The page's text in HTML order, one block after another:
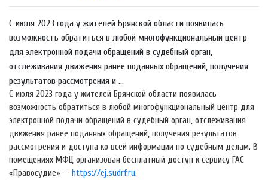
С июля 2023 года у жителей Брянской области появилась
возможность обратиться в любой многофункциональный центр
для электронной подачи обращений в судебный орган,
отслеживания движения ранее поданных обращений, получения
результатов рассмотрения и ...
С июля 2023 года у жителей Брянской области появилась
возможность обратиться в любой многофункциональный центр для
электронной подачи обращений в судебный орган, отслеживания
движения ранее поданных обращений, получения результатов
рассмотрения и доступа ко всей информации по судебным делам. В
помещениях МФЦ организован бесплатный доступ к сервису ГАС
«Правосудие» — https://ej.sudrf.ru.